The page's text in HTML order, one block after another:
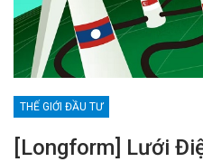
THẾ GIỚI ĐẦU TƯ
[Longform] Lưới